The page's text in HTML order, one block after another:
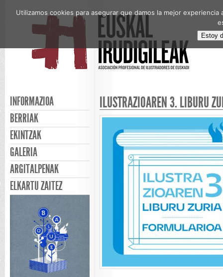
INFORMAZIOA
BERRIAK
EKINTZAK
GALERIA
ARGITALPENAK
ELKARTU ZAITEZ
ILUSTRAZIOAREN 3. LIBURU
Utilizamos cookies para asegurar que damos la mejor
Estoy